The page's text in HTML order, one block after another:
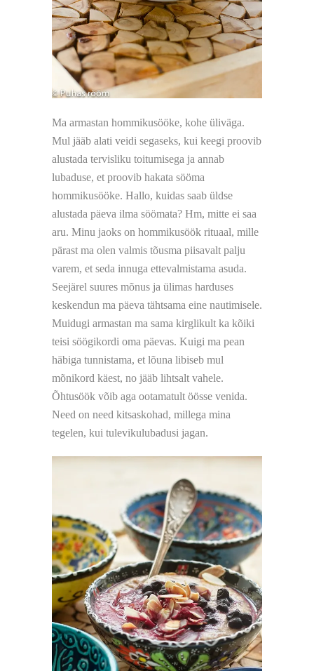
Ma armastan hommikusööke, kohe üliväga.
Mul jääb alati veidi segaseks, kui keegi proovib
alustada tervisliku toitumisega ja annab
lubaduse, et proovib hakata sööma
hommikusööke. Hallo, kuidas saab üldse
alustada päeva ilma söömata? Hm, mitte ei saa
aru. Minu jaoks on hommikusöök rituaal, mille
pärast ma olen valmis tõusma piisavalt palju
varem, et seda innuga ettevalmistama asuda.
Seejärel suures mõnus ja ülimas harduses
keskendun ma päeva tähtsama eine nautimisele.
Muidugi armastan ma sama kirglikult ka kõiki
teisi söögikordi oma päevas. Kuigi ma pean
häbiga tunnistama, et lõuna libiseb mul
mõnikord käest, no jääb lihtsalt vahele.
Õhtusöök võib aga ootamatult öösse venida.
Need on need kitsaskohad, millega mina
tegelen, kui tulevikulubadusi jagan.